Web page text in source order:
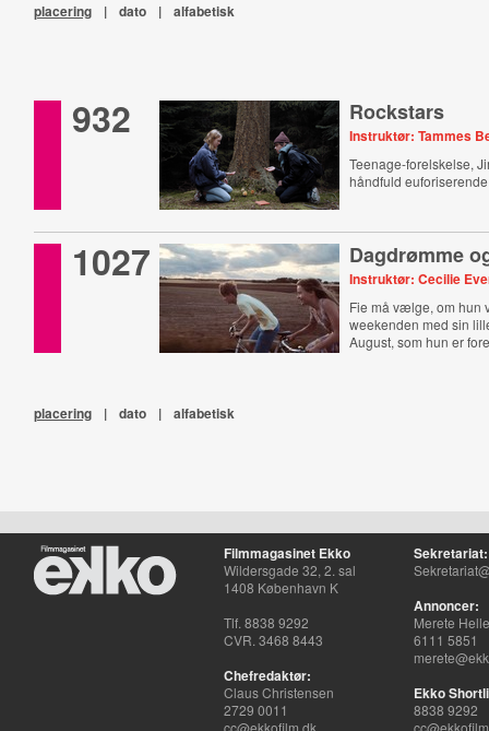
placering | dato | alfabetisk
932 Rockstars
Instruktør: Tammes
Teenage-forelskelse,
håndfuld
1027 Dagdrømme
Instruktør: Cecilie
Fie må vælge, om hun
weekenden med sin
August, som hun er
placering | dato | alfabetisk
Filmmagasinet Ekko
Wildersgade 32, 2. sal
1408 København K
Tlf. 8838 9292
CVR. 3468 8443
Chefredaktør:
Claus Christensen
2729 0011
cc@ekkofilm.dk
Sekretariat:
Annoncer:
Merete
6111 5851
Ekko
8838 9292